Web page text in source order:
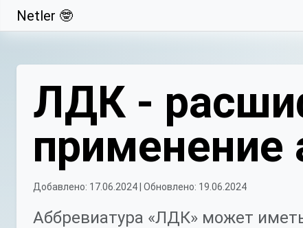
Свернуть
Netler 🤓
ЛДК -
применение
Добавлено: 17.06.2024 | Обновлено: 19.06.2024
Аббревиатура «ЛДК» может